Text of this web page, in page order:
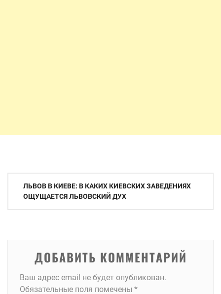
Навигация
ЛЬВОВ В КИЕВЕ: В КАКИХ КИЕВСКИХ ЗАВЕДЕНИЯХ
ОЩУЩАЕТСЯ ЛЬВОВСКИЙ ДУХ
ДОБАВИТЬ КОММЕНТАРИЙ
Ваш адрес email не будет опубликован.
Обязательные поля помечены *